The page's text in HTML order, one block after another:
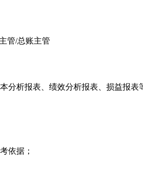
管/总账主管
分析报表、绩效分析报表、损益报表
依据；